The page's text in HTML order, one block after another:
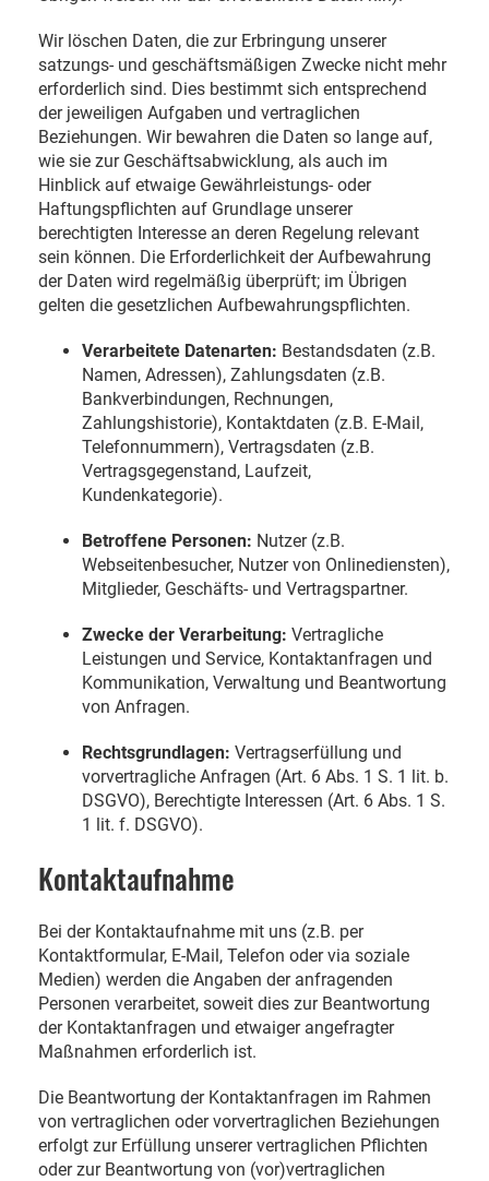
Wir löschen Daten, die zur Erbringung unserer
satzungs- und geschäftsmäßigen Zwecke nicht mehr
erforderlich sind. Dies bestimmt sich entsprechend
der jeweiligen Aufgaben und vertraglichen
Beziehungen. Wir bewahren die Daten so lange auf,
wie sie zur Geschäftsabwicklung, als auch im
Hinblick auf etwaige Gewährleistungs- oder
Haftungspflichten auf Grundlage unserer
berechtigten Interesse an deren Regelung relevant
sein können. Die Erforderlichkeit der Aufbewahrung
der Daten wird regelmäßig überprüft; im Übrigen
gelten die gesetzlichen Aufbewahrungspflichten.
Verarbeitete Datenarten: Bestandsdaten (z.B.
Namen, Adressen), Zahlungsdaten (z.B.
Bankverbindungen, Rechnungen,
Zahlungshistorie), Kontaktdaten (z.B. E-Mail,
Telefonnummern), Vertragsdaten (z.B.
Vertragsgegenstand, Laufzeit,
Kundenkategorie).
Betroffene Personen: Nutzer (z.B.
Webseitenbesucher, Nutzer von Onlinediensten),
Mitglieder, Geschäfts- und Vertragspartner.
Zwecke der Verarbeitung: Vertragliche
Leistungen und Service, Kontaktanfragen und
Kommunikation, Verwaltung und Beantwortung
von Anfragen.
Rechtsgrundlagen: Vertragserfüllung und
vorvertragliche Anfragen (Art. 6 Abs. 1 S. 1 lit. b.
DSGVO), Berechtigte Interessen (Art. 6 Abs. 1 S.
1 lit. f. DSGVO).
Kontaktaufnahme
Bei der Kontaktaufnahme mit uns (z.B. per
Kontaktformular, E-Mail, Telefon oder via soziale
Medien) werden die Angaben der anfragenden
Personen verarbeitet, soweit dies zur Beantwortung
der Kontaktanfragen und etwaiger angefragter
Maßnahmen erforderlich ist.
Die Beantwortung der Kontaktanfragen im Rahmen
von vertraglichen oder vorvertraglichen Beziehungen
erfolgt zur Erfüllung unserer vertraglichen Pflichten
oder zur Beantwortung von (vor)vertraglichen